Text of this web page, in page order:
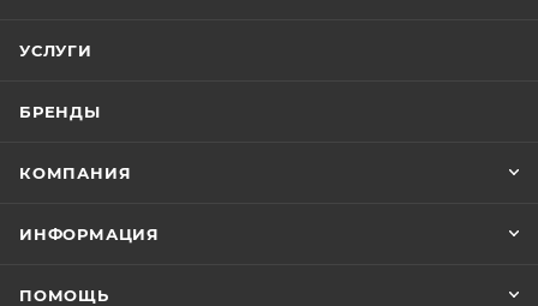
УСЛУГИ
БРЕНДЫ
КОМПАНИЯ
ИНФОРМАЦИЯ
ПОМОЩЬ